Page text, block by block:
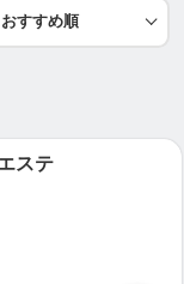
とがその後の人
求めていました
を持つものは
、
こともありま
ステ